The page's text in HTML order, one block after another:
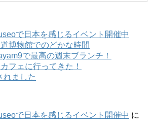
で日本を感じるイベント開催中
博物館でのどかな時間
で最高の週末ブランチ！
フェに行ってきた！
れました
で日本を感じるイベント開催中 に